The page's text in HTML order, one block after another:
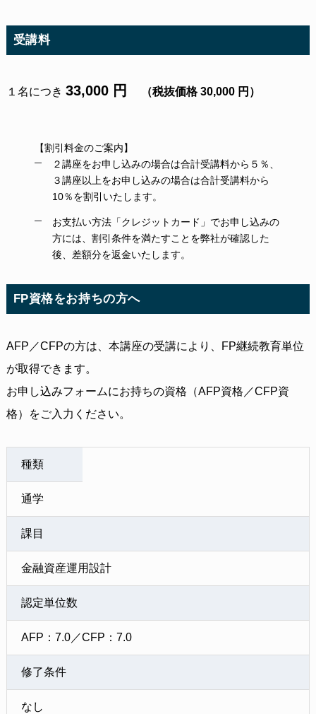
受講料
１名につき 33,000 円 （税抜価格 30,000 円）
【割引料金のご案内】
２講座をお申し込みの場合は合計受講料から５％、
３講座以上をお申し込みの場合は合計受講料から
10％を割引いたします。
お支払い方法「クレジットカード」でお申し込みの
方には、割引条件を満たすことを弊社が確認した
後、差額分を返金いたします。
FP資格をお持ちの方へ
AFP／CFPの方は、本講座の受講により、FP継続教育単位
が取得できます。
お申し込みフォームにお持ちの資格（AFP資格／CFP資
格）をご入力ください。
種類
通学
課目
金融資産運用設計
認定単位数
AFP：7.0／CFP：7.0
修了条件
なし